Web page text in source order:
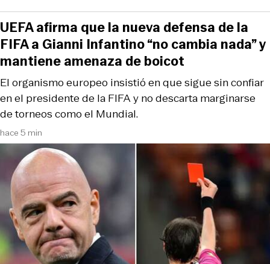
hace 5 min
El organismo europeo insistió en que sigue sin confiar
en el presidente de la FIFA y no descarta marginarse
de torneos como el Mundial.
UEFA afirma que la nueva defensa de la
FIFA a Gianni Infantino “no cambia nada” y
mantiene amenaza de boicot